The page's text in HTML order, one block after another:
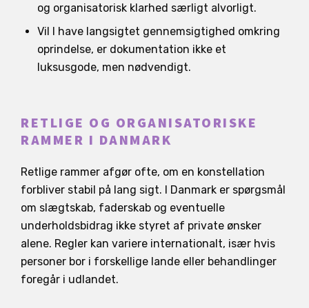
og organisatorisk klarhed særligt alvorligt.
Vil I have langsigtet gennemsigtighed omkring
oprindelse, er dokumentation ikke et
luksusgode, men nødvendigt.
RETLIGE OG ORGANISATORISKE
RAMMER I DANMARK
Retlige rammer afgør ofte, om en konstellation
forbliver stabil på lang sigt. I Danmark er spørgsmål
om slægtskab, faderskab og eventuelle
underholdsbidrag ikke styret af private ønsker
alene. Regler kan variere internationalt, især hvis
personer bor i forskellige lande eller behandlinger
foregår i udlandet.